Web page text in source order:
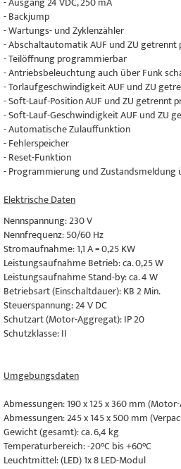
- Backjump
- Wartungs- und Zyklenzähler
- Abschaltautomatik AUF und ZU
- Teilöffnung programmierbar
- Antriebsbeleuchtung auch über Funk
- Torlaufgeschwindigkeit AUF und ZU
- Soft-Lauf-Position AUF und ZU getrennt
- Soft-Lauf-Geschwindigkeit AUF und ZU
- Automatische Zulauffunktion
- Fehlerspeicher
- Reset-Funktion
- Programmierung und Zustandsmeldung
Elektrische Daten
Nennspannung: 230 V
Nennfrequenz: 50/60 Hz
Stromaufnahme: 1,1 A = 0,25 KW
Leistungsaufnahme Betrieb: ca. 0,25 W
Leistungsaufnahme Stand-by: ca. 4 W
Betriebsart (Einschaltdauer): KB 2 Min.
Steuerspannung: 24 V DC
Schutzart (Motor-Aggregat): IP 20
Schutzklasse: II
Umgebungsdaten
Abmessungen: 190 x 125 x 360 mm
Abmessungen: 245 x 145 x 500 mm
Gewicht (gesamt): ca. 6,4 kg
Temperaturbereich: -20°C bis +60°C
Leuchtmittel: (LED) 1x 8 LED-Modul